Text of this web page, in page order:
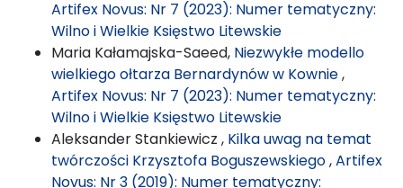
Artifex Novus: Nr 7 (2023): Numer tematyczny:
Wilno i Wielkie Księstwo Litewskie
Maria Kałamajska-Saeed, Niezwykłe modello
wielkiego ołtarza Bernardynów w Kownie,
Artifex Novus: Nr 7 (2023): Numer tematyczny:
Wilno i Wielkie Księstwo Litewskie
Aleksander Stankiewicz , Kilka uwag na temat
twórczości Krzysztofa Boguszewskiego,Artifex
Novus: Nr 3 (2019): Numer tematyczny: